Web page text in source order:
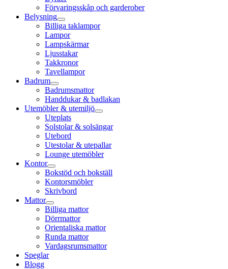
Förvaringsskåp och garderober
Belysning
Billiga taklampor
Lampor
Lampskärmar
Ljusstakar
Takkronor
Tavellampor
Badrum
Badrumsmattor
Handdukar & badlakan
Utemöbler & utemiljö
Uteplats
Solstolar & solsängar
Utebord
Utestolar & utepallar
Lounge utemöbler
Kontor
Bokstöd och bokställ
Kontorsmöbler
Skrivbord
Mattor
Billiga mattor
Dörrmattor
Orientaliska mattor
Runda mattor
Vardagsrumsmattor
Speglar
Blogg